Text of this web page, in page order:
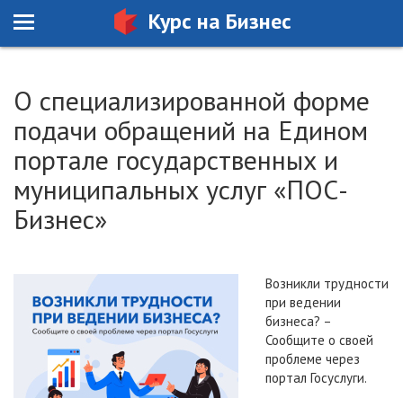
Курс на Бизнес
О специализированной форме
подачи обращений на Едином
портале государственных и
муниципальных услуг «ПОС-
Бизнес»
Возникли трудности
при ведении
бизнеса? –
Сообщите о своей
проблеме через
портал Госуслуги.